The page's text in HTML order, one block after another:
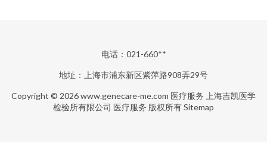
电话：021-660**
地址：上海市浦东新区紫萍路908弄29号
Copyright © 2026www.genecare-me.com 医疗服务 上海吉凯医学
检验所有限公司 医疗服务 版权所有Sitemap